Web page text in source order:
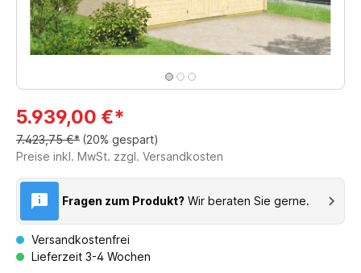
5.939,00 €*
7.423,75 €* (20% gespart)
Preise inkl. MwSt. zzgl. Versandkosten
Fragen zum Produkt? Wir beraten Sie gerne.
Versandkostenfrei
Lieferzeit 3-4 Wochen